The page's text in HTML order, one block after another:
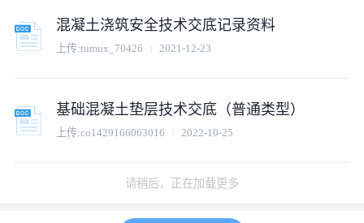
混凝土浇筑安全技术交底记录资料
上传:tumux_70426 2021-12-23
基础混凝土垫层技术交底（普通类型）
上传:co1429166063016 2022-10-25
混凝土梁桥浇筑安全技术交底.doc
cof1672302043769 2023-05-26